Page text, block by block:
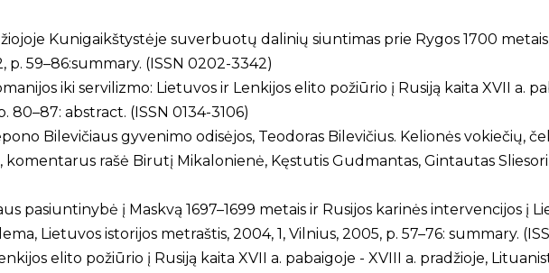
Kunigaikštystėje suverbuotų dalinių siuntimas prie Rygos 1700
p. 59–86:summary. (ISSN 0202-3342)
iki servilizmo: Lietuvos ir Lenkijos elito požiūrio į Rusiją kaita XVII a.
80–87: abstract. (ISSN 0134-3106)
Bilevičiaus gyvenimo odisėjos, Teodoras Bilevičius. Kelionės vokiečių,
komentarus rašė Birutį Mikalonienė, Kęstutis Gudmantas, Gintautas
pasiuntinybė į Maskvą 1697–1699 metais ir Rusijos karinės intervencijos į
Lietuvos istorijos metraštis, 2004, 1, Vilnius, 2005, p. 57–76: summary.
elito požiūrio į Rusiją kaita XVII a. pabaigoje - XVIII a. pradžioje,